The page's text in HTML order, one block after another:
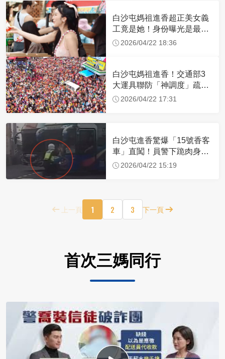
白沙屯媽祖進香超正美女義
工竟是她！身份曝光是最美
禮生 一輩子不結婚
2026/04/22 18:36
白沙屯媽祖進香！交通部3
大運具聯防「神調度」疏運
32.1萬創新高
2026/04/22 17:31
白沙屯進香驚爆「15號香客
車」直闖！員警下跪肉身擋
車：讓行人先過
2026/04/22 15:19
上一頁 1 2 3 下一頁
首次三媽同行